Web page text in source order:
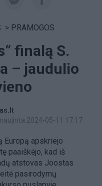
> PRAMOGOS
finalą S.
– jaudulio
2024-05-11 17:17
Europą apskriejo
paaiškėjo, kad iš
atstovas Joostas
pasirodymų